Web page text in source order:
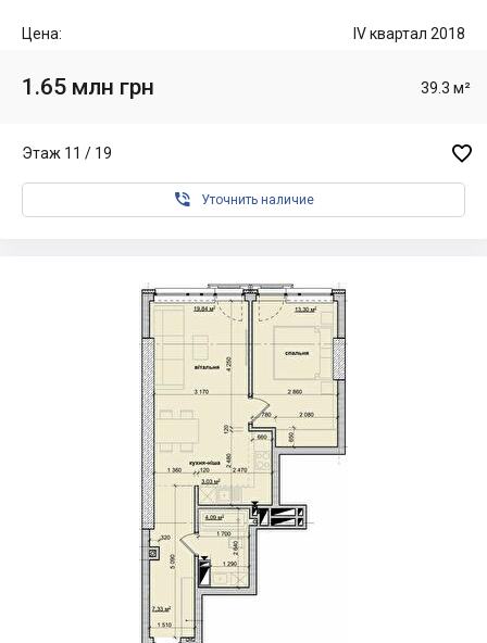
Цена: IV квартал 2018
1.65 млн грн 39.3 м²
Этаж 11 / 19 
 Уточнить наличие